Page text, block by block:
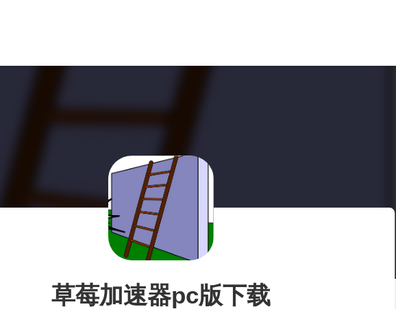
草莓加速器pc版下载